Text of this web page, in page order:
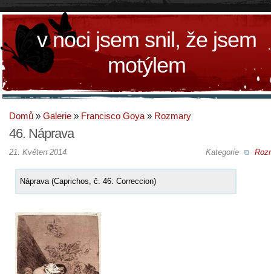
v noci jsem snil, že jsem
motýlem
Domů » Galerie » Francisco Goya » Rozmary
46. Náprava
Kategorie
21. Květen 2014
Náprava (Caprichos, č. 46: Correccion)